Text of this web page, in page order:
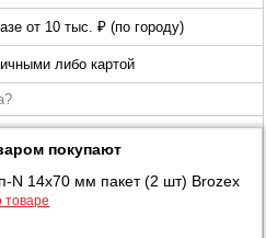
от 10 тыс. ₽ (по городу)
либо картой
покупают
N 14х70 мм пакет (2 шт) Brozex
товаре